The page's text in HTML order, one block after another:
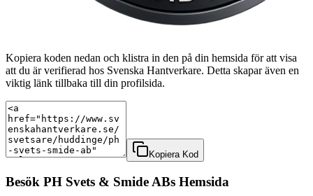
Kopiera koden nedan och klistra in den på din hemsida för att visa
att du är verifierad hos Svenska Hantverkare. Detta skapar även en
viktig länk tillbaka till din profilsida.
Kopiera Kod
Besök PH Svets & Smide ABs Hemsida